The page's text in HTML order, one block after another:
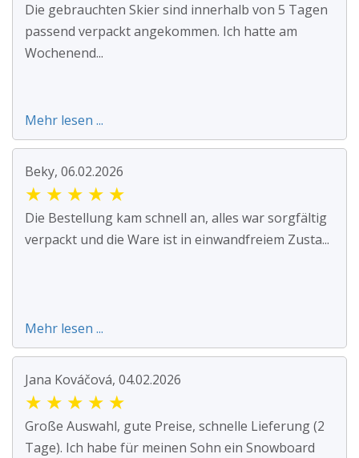
Die gebrauchten Skier sind innerhalb von 5 Tagen
passend verpackt angekommen. Ich hatte am
Wochenend...
Mehr lesen ...
Beky, 06.02.2026
★ ★ ★ ★ ★
Die Bestellung kam schnell an, alles war sorgfältig
verpackt und die Ware ist in einwandfreiem Zusta...
Mehr lesen ...
Jana Kováčová, 04.02.2026
★ ★ ★ ★ ★
Große Auswahl, gute Preise, schnelle Lieferung (2
Tage). Ich habe für meinen Sohn ein Snowboard